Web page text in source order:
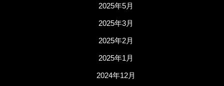
2025年5月
2025年3月
2025年2月
2025年1月
2024年12月